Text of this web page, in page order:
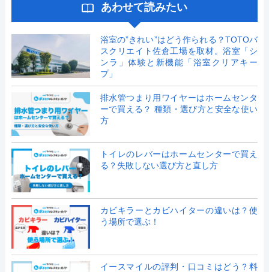
あわせて読みたい
浴室の”きれい”はどう作られる？TOTOバ
スクリエイト佐倉工場を取材。浴室「シ
ンラ」体験と新機能「浴室クリアキー
プ」
排水管つまり用ワイヤーはホームセンタ
ーで買える？ 種類・選び方と安全な使い
方
トイレのレバーはホームセンターで買え
る？失敗しない選び方と直し方
カビキラーとカビハイターの違いは？使
う場所で選ぶ！
イースマイルの評判・口コミはどう？料